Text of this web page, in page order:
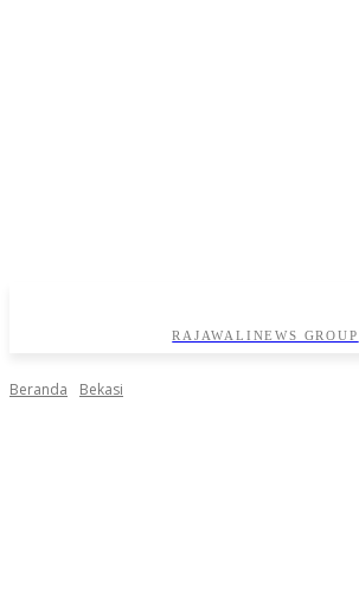
RAJAWALINEWS GROUP
Beranda Bekasi